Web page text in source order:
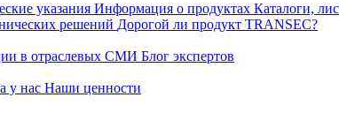
указания Информация о продуктах Каталоги,
решений Дорогой ли продукт TRANSEC?
в отраслевых СМИ Блог экспертов
у нас Наши ценности